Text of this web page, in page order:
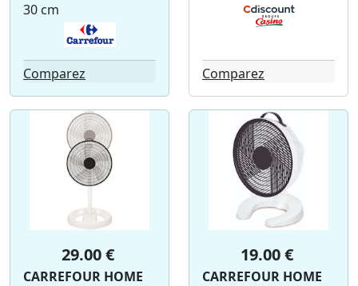
30 cm
Comparez Comparez
29.00 €
CARREFOUR HOME
19.00 €
CARREFOUR HOME